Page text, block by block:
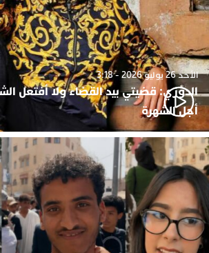
الأحد 26 يوليو 2026 - 3:18
الدوزي: قضيتي بيد القضاء ولا أفتعل
أجل الشهرة